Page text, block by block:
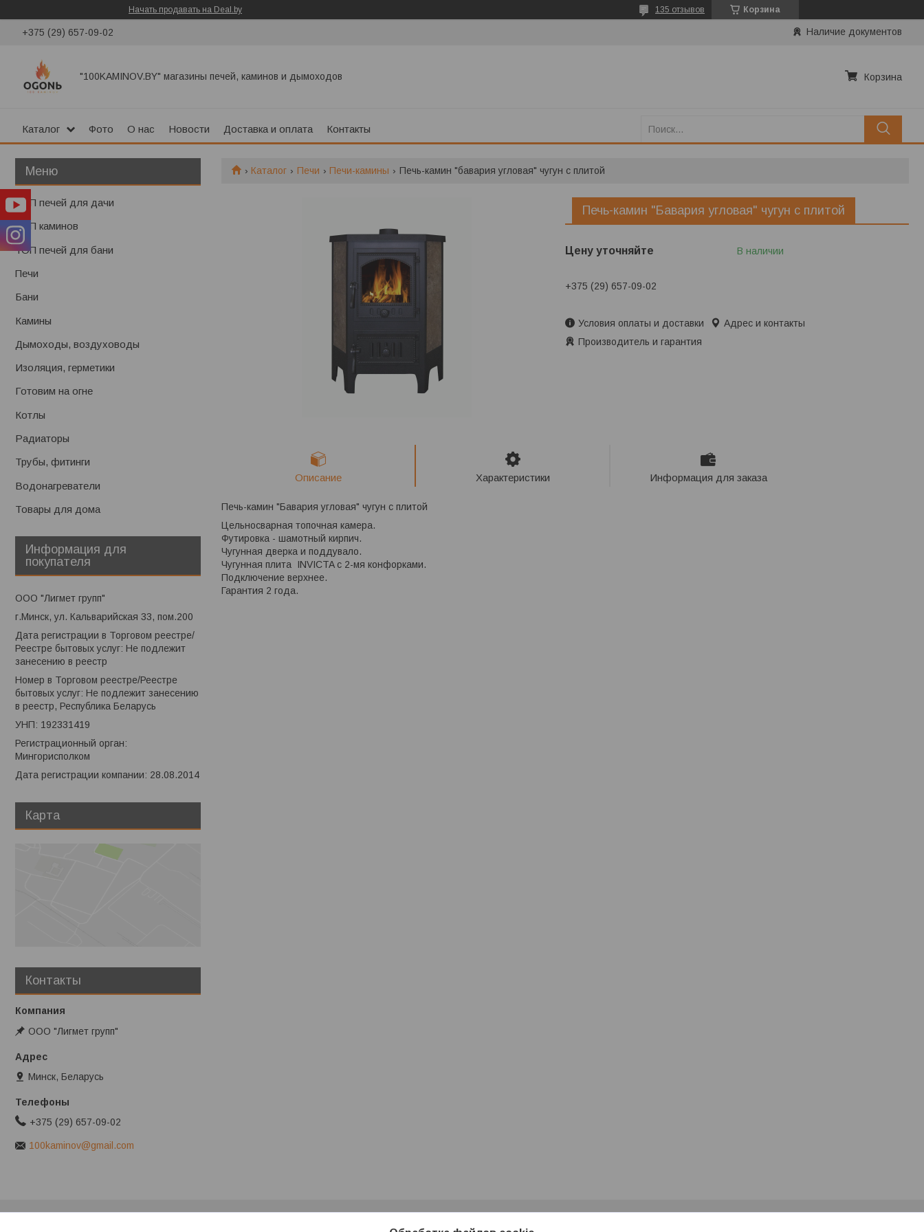
Начать продавать на Deal.by Корзина
135 отзывов
+375 (29) 657-09-02 Наличие документов
"100KAMINOV.BY" магазины печей, каминов и дымоходов Корзина
Каталог Фото О нас Новости Доставка и оплата Контакты
Каталог Печи Печи-камины Печь-камин "бавария угловая" чугун с плитой
Печь-камин "Бавария угловая" чугун с плитой
Цену уточняйте В наличии
+375 (29) 657-09-02
Условия оплаты и доставки
Адрес и контакты
Производитель и гарантия
Описание Характеристики Информация для заказа
Печь-камин "Бавария угловая" чугун с плитой
Цельносварная топочная камера.
Футировка - шамотный кирпич.
Чугунная дверка и поддувало.
Чугунная плита INVICTA с 2-мя конфорками.
Подключение верхнее.
Гарантия 2 года.
ТОП печей для дачи
ТОП каминов
ТОП печей для бани
Печи
Бани
Камины
Дымоходы, воздуховоды
Изоляция, герметики
Готовим на огне
Котлы
Радиаторы
Трубы, фитинги
Водонагреватели
Товары для дома
Информация для
покупателя
ООО "Лигмет групп"
г.Минск, ул. Кальварийская 33, пом.200
Дата регистрации в Торговом реестре/
Реестре бытовых услуг: Не подлежит
занесению в реестр
Номер в Торговом реестре/Реестре
бытовых услуг: Не подлежит занесению
в реестр, Республика Беларусь
УНП: 192331419
Регистрационный орган:
Мингорисполком
Дата регистрации компании: 28.08.2014
Карта
Контакты
ООО "Лигмет групп"
Минск, Беларусь
+375 (29) 657-09-02
100kaminov@gmail.com